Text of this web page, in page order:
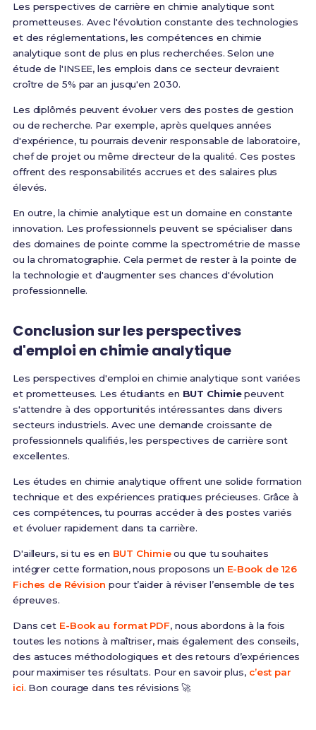
Les perspectives de carrière en chimie analytique sont
prometteuses. Avec l'évolution constante des technologies
et des réglementations, les compétences en chimie
analytique sont de plus en plus recherchées. Selon une
étude de l'INSEE, les emplois dans ce secteur devraient
croître de 5% par an jusqu'en 2030.
Les diplômés peuvent évoluer vers des postes de gestion
ou de recherche. Par exemple, après quelques années
d'expérience, tu pourrais devenir responsable de laboratoire,
chef de projet ou même directeur de la qualité. Ces postes
offrent des responsabilités accrues et des salaires plus
élevés.
En outre, la chimie analytique est un domaine en constante
innovation. Les professionnels peuvent se spécialiser dans
des domaines de pointe comme la spectrométrie de masse
ou la chromatographie. Cela permet de rester à la pointe de
la technologie et d'augmenter ses chances d'évolution
professionnelle.
Conclusion sur les perspectives
d'emploi en chimie analytique
Les perspectives d'emploi en chimie analytique sont variées
et prometteuses. Les étudiants en BUT Chimiepeuvent
s'attendre à des opportunités intéressantes dans divers
secteurs industriels. Avec une demande croissante de
professionnels qualifiés, les perspectives de carrière sont
excellentes.
Les études en chimie analytique offrent une solide formation
technique et des expériences pratiques précieuses. Grâce à
ces compétences, tu pourras accéder à des postes variés
et évoluer rapidement dans ta carrière.
D'ailleurs, si tu es en BUT Chimieou que tu souhaites
intégrer cette formation, nous proposons un E-Book de 126
Fiches de Révision pour t’aider à réviser l’ensemble de tes
épreuves.
Dans cet E-Book au format PDF, nous abordons à la fois
toutes les notions à maîtriser, mais également des conseils,
des astuces méthodologiques et des retours d’expériences
pour maximiser tes résultats. Pour en savoir plus, c’est par
ici. Bon courage dans tes révisions 🚀